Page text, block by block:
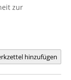
zur
hinzufügen